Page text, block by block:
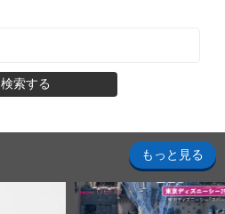
検索する
もっと見る